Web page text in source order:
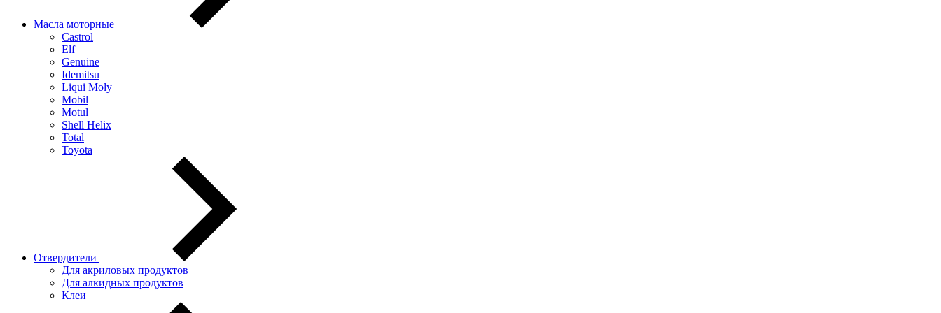
Масла моторные
Castrol
Elf
Genuine
Idemitsu
Liqui Moly
Mobil
Motul
Shell Helix
Total
Toyota
Отвердители
Для акриловых продуктов
Для алкидных продуктов
Клеи